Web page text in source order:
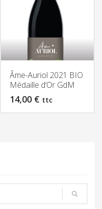
Âme-Auriol 2021 BIO
Médaille d’Or GdM
14,00 € ttc